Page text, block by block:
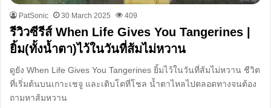
PatSonic 30 March 2025 409
รีวิวซีรีส์ When Life Gives You Tangerines |
ยิ้ม(ทั้งน้ำตา)ไว้ในวันที่ส้มไม่หวาน
ดูยัง When Life Gives You Tangerines ยิ้มไว้ในวันที่ส้มไม่หวาน ชีวิต
ที่เริ่มต้นบนเกาะเชจู และเติบโตที่โชล น้ำตาไหลไปตลอดทางจนต้อง
ถามหาส้มหวาน